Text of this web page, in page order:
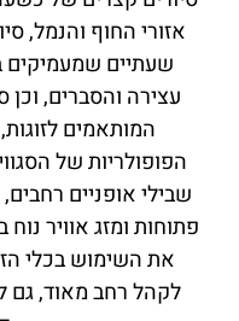
אזורי החוף והנמל,
שעתיים שמעמיקים
עצירה והסברים, וכן
המותאמים
הפופולריות של
שבילי אופניים
פתוחות ומזג אוויר
את השימוש בכלי
לקהל רחב מאוד, גם